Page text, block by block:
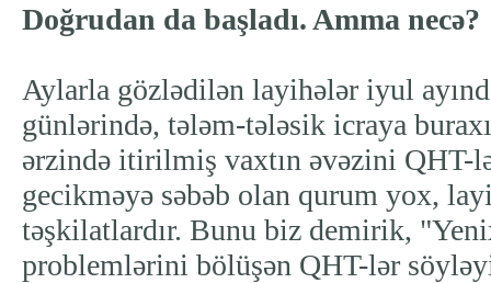
Doğrudan da başladı. Amma necə?
Aylarla gözlədilən layihələr iyul
günlərində, tələm-tələsik icraya
ərzində itirilmiş vaxtın əvəzini QHT-
gecikməyə səbəb olan qurum yox,
təşkilatlardır. Bunu biz demirik,
problemlərini bölüşən QHT-lər